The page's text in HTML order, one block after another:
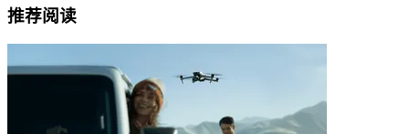
推荐阅读